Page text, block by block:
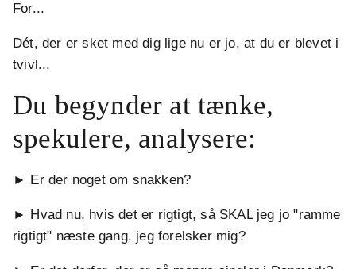
For...
Dét, der er sket med dig lige nu er jo, at du er blevet i
tvivl...
Du begynder at tænke,
spekulere, analysere:
► Er der noget om snakken?
► Hvad nu, hvis det er rigtigt, så SKAL jeg jo "ramme
rigtigt" næste gang, jeg forelsker mig?